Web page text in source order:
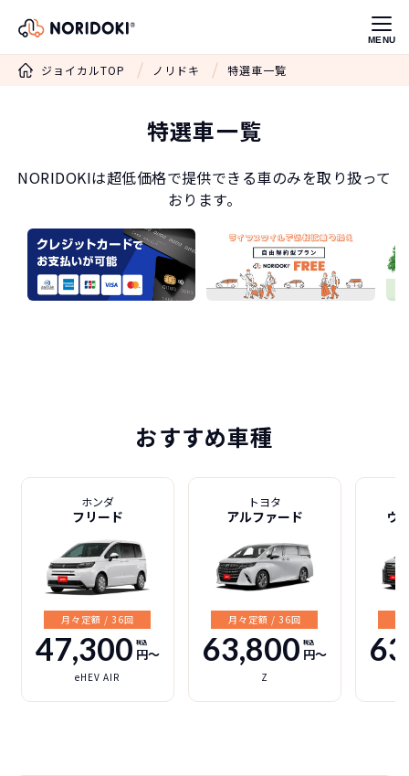
MENU
ジョイカルTOP ノリドキ 特選車一覧
特選車一覧
NORIDOKIは超低価格で提供できる車のみを取り扱って
おります。
おすすめ車種
ホンダ
フリード
月々定額 / 36回
47,300 税込
円〜
eHEV AIR
トヨタ
アルファード
月々定額 / 36回
63,800 税込
円〜
Z
ヴ